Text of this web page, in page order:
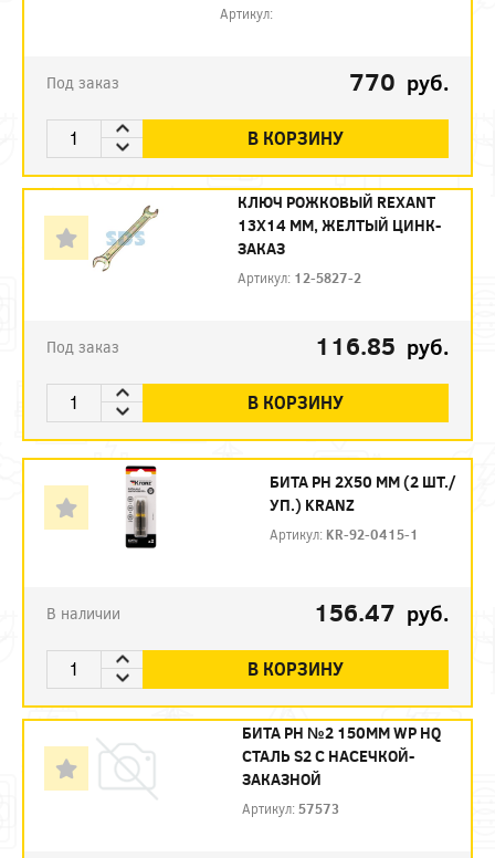
Артикул:
Под заказ 770 руб.
В КОРЗИНУ
КЛЮЧ РОЖКОВЫЙ REXANT
13Х14 ММ, ЖЕЛТЫЙ ЦИНК-
ЗАКАЗ
Артикул: 12-5827-2
Под заказ 116.85 руб.
В КОРЗИНУ
БИТА PH 2Х50 ММ (2 ШТ./
УП.) KRANZ
Артикул: KR-92-0415-1
В наличии 156.47 руб.
В КОРЗИНУ
БИТА PH №2 150ММ WP HQ
СТАЛЬ S2 С НАСЕЧКОЙ-
ЗАКАЗНОЙ
Артикул: 57573